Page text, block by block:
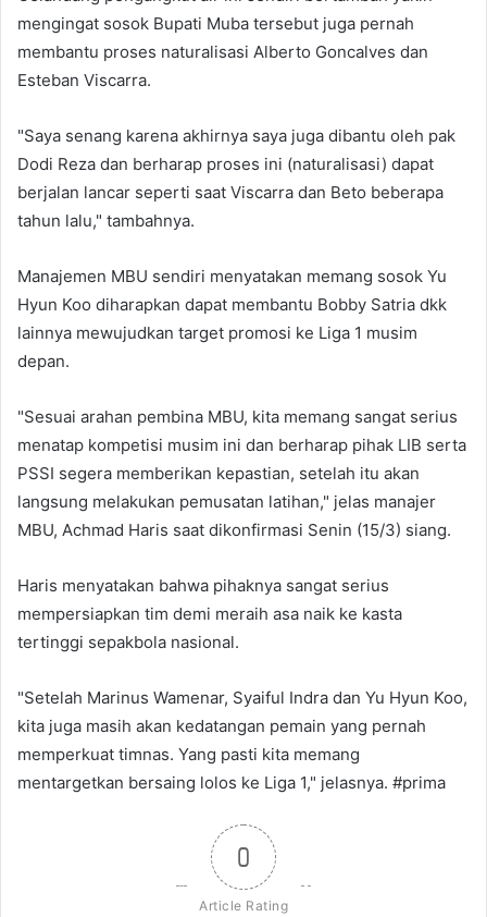
mengingat sosok Bupati Muba tersebut juga pernah
membantu proses naturalisasi Alberto Goncalves dan
Esteban Viscarra.
"Saya senang karena akhirnya saya juga dibantu oleh pak
Dodi Reza dan berharap proses ini (naturalisasi) dapat
berjalan lancar seperti saat Viscarra dan Beto beberapa
tahun lalu," tambahnya.
Manajemen MBU sendiri menyatakan memang sosok Yu
Hyun Koo diharapkan dapat membantu Bobby Satria dkk
lainnya mewujudkan target promosi ke Liga 1 musim
depan.
"Sesuai arahan pembina MBU, kita memang sangat serius
menatap kompetisi musim ini dan berharap pihak LIB serta
PSSI segera memberikan kepastian, setelah itu akan
langsung melakukan pemusatan latihan," jelas manajer
MBU, Achmad Haris saat dikonfirmasi Senin (15/3) siang.
Haris menyatakan bahwa pihaknya sangat serius
mempersiapkan tim demi meraih asa naik ke kasta
tertinggi sepakbola nasional.
"Setelah Marinus Wamenar, Syaiful Indra dan Yu Hyun Koo,
kita juga masih akan kedatangan pemain yang pernah
memperkuat timnas. Yang pasti kita memang
mentargetkan bersaing lolos ke Liga 1," jelasnya. #prima
0
Article Rating